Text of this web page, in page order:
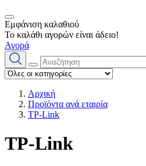
Εμφάνιση καλαθιού
Το καλάθι αγορών είναι άδειο!
Αγορά
Αρχική
Προϊόντα ανά εταιρία
TP-Link
TP-Link